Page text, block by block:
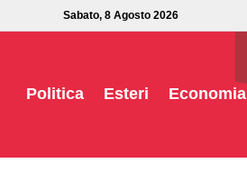
Sabato, 8 Agosto 2026
Politica Esteri Economia